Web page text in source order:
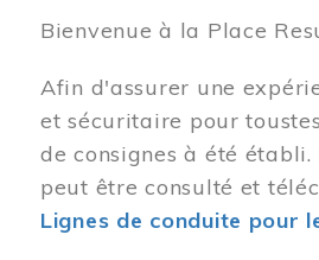
Bienvenue à la Place
Afin d'assurer une
et sécuritaire pour
de consignes à été
peut être consulté et
Lignes de conduite pour